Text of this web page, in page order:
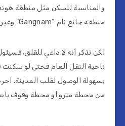
منطقة جانغ نام “Gangnam” وغيرها من الأحياء الجميلة.
لكن تذكر أنه لا داعي للقلق،
ناحية النقل العام فحتى لو
بسهولة الوصول لقلب المدينة.
من محطة مترو أو محطة وقوف